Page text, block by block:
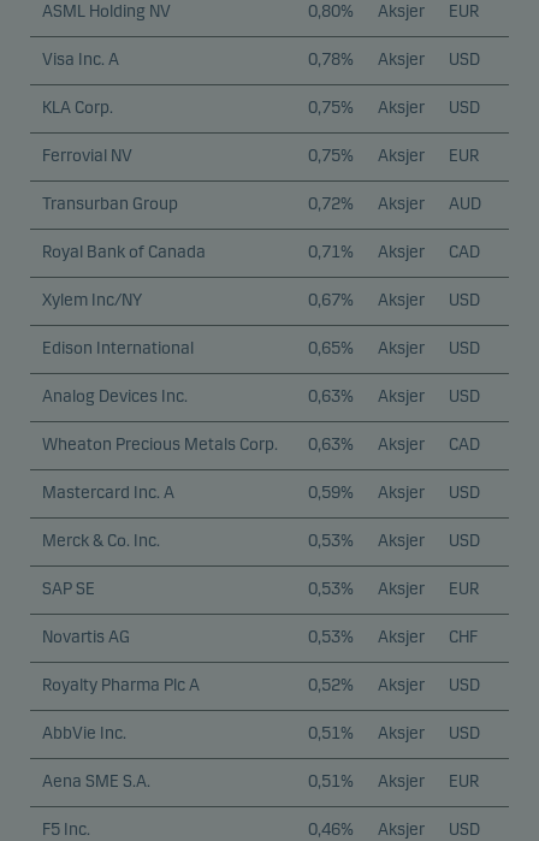
ASML Holding NV 0,80% Aksjer EUR
Visa Inc. A 0,78% Aksjer USD
KLA Corp. 0,75% Aksjer USD
Ferrovial NV 0,75% Aksjer EUR
Transurban Group 0,72% Aksjer AUD
Royal Bank of Canada 0,71% Aksjer CAD
Xylem Inc/NY 0,67% Aksjer USD
Edison International 0,65% Aksjer USD
Analog Devices Inc. 0,63% Aksjer USD
Wheaton Precious Metals Corp. 0,63% Aksjer CAD
Mastercard Inc. A 0,59% Aksjer USD
Merck & Co. Inc. 0,53% Aksjer USD
SAP SE 0,53% Aksjer EUR
Novartis AG 0,53% Aksjer CHF
Royalty Pharma Plc A 0,52% Aksjer USD
AbbVie Inc. 0,51% Aksjer USD
Aena SME S.A. 0,51% Aksjer EUR
F5 Inc. 0,46% Aksjer USD